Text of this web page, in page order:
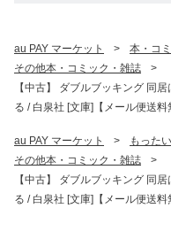
au PAY マーケット > 本・コ
その他本・コミック・雑誌
>
【中古】 ダブルブッキング 同
る / 白泉社 [文庫]【メール便送料
au PAY マーケット > もった
その他本・コミック・雑誌
>
【中古】 ダブルブッキング 同
る / 白泉社 [文庫]【メール便送料